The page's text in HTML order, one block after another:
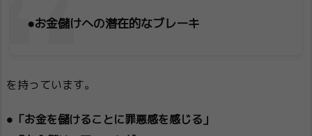
●お金儲けへの潜在的なブレーキ
を持っています。
●「お金を儲けることに罪悪感を感じる」